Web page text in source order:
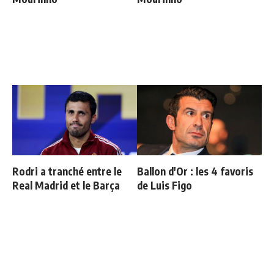
Rodri a tranché entre le
Real Madrid et le Barça
Ballon d'Or : les 4 favoris
de Luis Figo